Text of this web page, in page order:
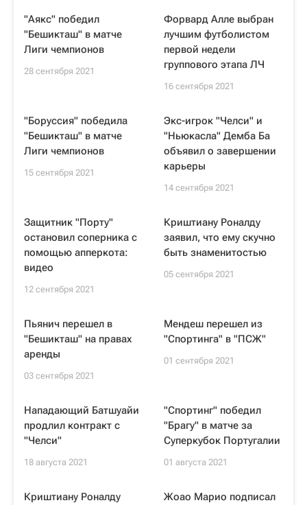
"Аякс" победил
"Бешикташ" в матче
Лиги чемпионов
28 сентября 2021
Форвард Алле выбран
лучшим футболистом
первой недели
группового этапа ЛЧ
16 сентября 2021
"Боруссия" победила
"Бешикташ" в матче
Лиги чемпионов
15 сентября 2021
Экс-игрок "Челси" и
"Ньюкасла" Демба Ба
объявил о завершении
карьеры
14 сентября 2021
Защитник "Порту"
остановил соперника с
помощью апперкота:
видео
12 сентября 2021
Криштиану Роналду
заявил, что ему скучно
быть знаменитостью
05 сентября 2021
Пьянич перешел в
"Бешикташ" на правах
аренды
03 сентября 2021
Мендеш перешел из
"Спортинга" в "ПСЖ"
01 сентября 2021
Нападающий Батшуайи
продлил контракт с
"Челси"
18 августа 2021
"Спортинг" победил
"Брагу" в матче за
Суперкубок Португалии
01 августа 2021
Криштиану Роналду
Жоао Марио подписал